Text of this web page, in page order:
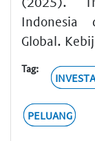
Indonesia
Global.
Tag:
PELUANG